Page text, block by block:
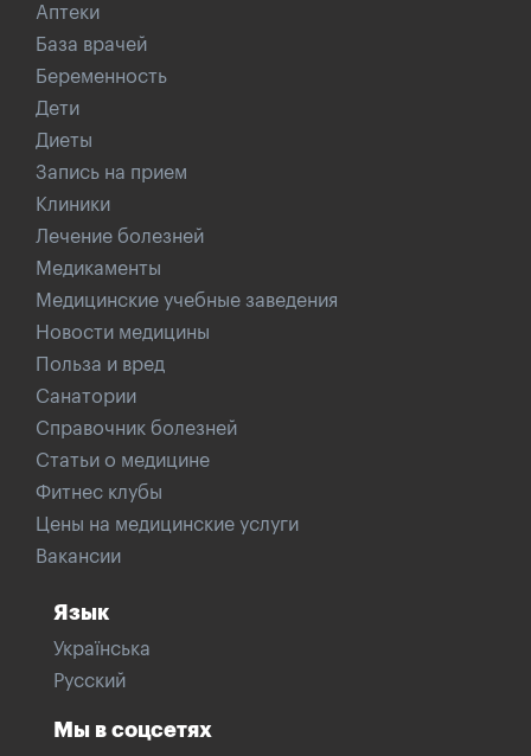
Аптеки
База врачей
Беременность
Дети
Диеты
Запись на прием
Клиники
Лечение болезней
Медикаменты
Медицинские учебные заведения
Новости медицины
Польза и вред
Санатории
Справочник болезней
Статьи о медицине
Фитнес клубы
Цены на медицинские услуги
Вакансии
Язык
Українська
Русский
Мы в соцсетях